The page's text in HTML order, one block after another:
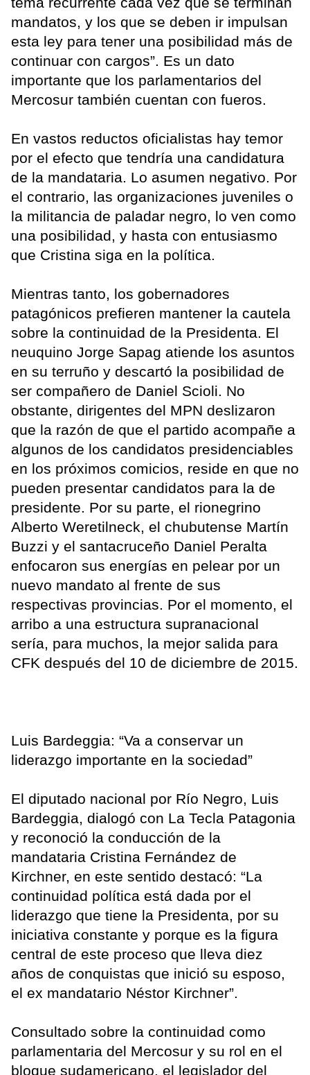
mandatos, y los que se deben ir impulsan
esta ley para tener una posibilidad más de
continuar con cargos”. Es un dato
importante que los parlamentarios del
Mercosur también cuentan con fueros.
En vastos reductos oficialistas hay temor
por el efecto que tendría una candidatura
de la mandataria. Lo asumen negativo. Por
el contrario, las organizaciones juveniles o
la militancia de paladar negro, lo ven como
una posibilidad, y hasta con entusiasmo
que Cristina siga en la política.
Mientras tanto, los gobernadores
patagónicos prefieren mantener la cautela
sobre la continuidad de la Presidenta. El
neuquino Jorge Sapag atiende los asuntos
en su terruño y descartó la posibilidad de
ser compañero de Daniel Scioli. No
obstante, dirigentes del MPN deslizaron
que la razón de que el partido acompañe a
algunos de los candidatos presidenciables
en los próximos comicios, reside en que no
pueden presentar candidatos para la de
presidente. Por su parte, el rionegrino
Alberto Weretilneck, el chubutense Martín
Buzzi y el santacruceño Daniel Peralta
enfocaron sus energías en pelear por un
nuevo mandato al frente de sus
respectivas provincias. Por el momento, el
arribo a una estructura supranacional
sería, para muchos, la mejor salida para
CFK después del 10 de diciembre de 2015.
Luis Bardeggia: “Va a conservar un
liderazgo importante en la sociedad”
El diputado nacional por Río Negro, Luis
Bardeggia, dialogó con La Tecla Patagonia
y reconoció la conducción de la
mandataria Cristina Fernández de
Kirchner, en este sentido destacó: “La
continuidad política está dada por el
liderazgo que tiene la Presidenta, por su
iniciativa constante y porque es la figura
central de este proceso que lleva diez
años de conquistas que inició su esposo,
el ex mandatario Néstor Kirchner”.
Consultado sobre la continuidad como
parlamentaria del Mercosur y su rol en el
bloque sudamericano, el legislador del